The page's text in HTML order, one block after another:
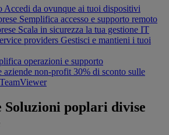
Accedi da ovunque ai tuoi dispositivi
Semplifica accesso e supporto remoto
Scala in sicurezza la tua gestione IT
providers Gestisci e mantieni i tuoi
operazioni e supporto
aziende non-profit 30% di sconto sulle
Soluzioni poplari divise